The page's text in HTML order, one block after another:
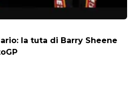
la tuta di Barry Sheene